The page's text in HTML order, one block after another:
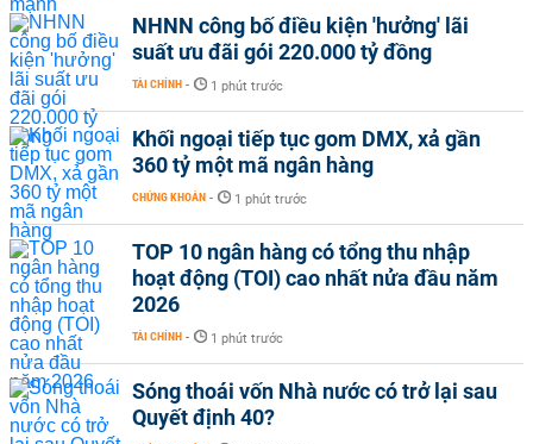
NHNN công bố điều kiện 'hưởng' lãi
suất ưu đãi gói 220.000 tỷ đồng
TÀI CHÍNH - 1 phút trước
Khối ngoại tiếp tục gom DMX, xả gần
360 tỷ một mã ngân hàng
CHỨNG KHOÁN - 1 phút trước
TOP 10 ngân hàng có tổng thu nhập
hoạt động (TOI) cao nhất nửa đầu năm
2026
TÀI CHÍNH - 1 phút trước
Sóng thoái vốn Nhà nước có trở lại sau
Quyết định 40?